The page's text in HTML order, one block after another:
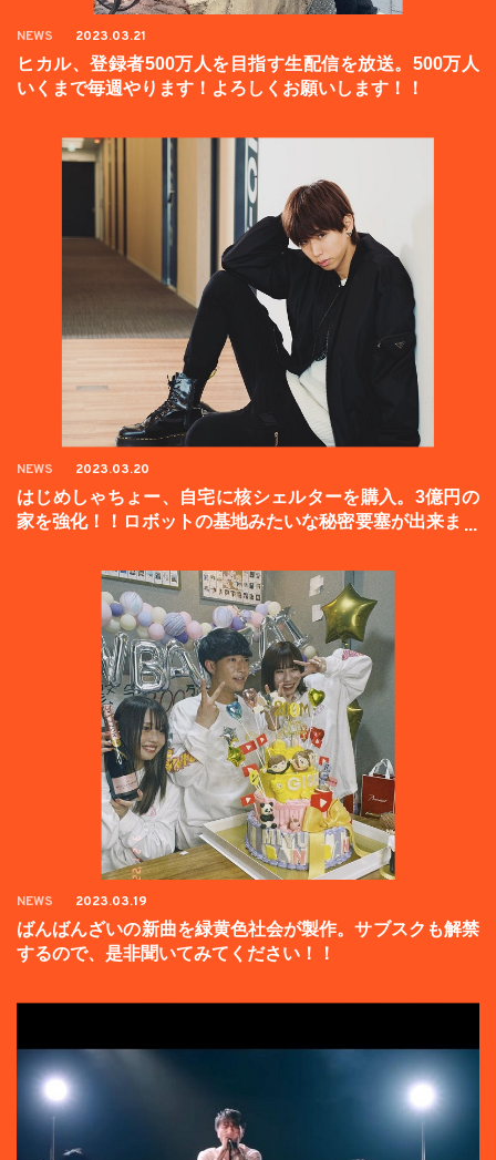
NEWS 2023.03.21
ヒカル、登録者500万人を目指す生配信を放送。500万人
いくまで毎週やります！よろしくお願いします！！
NEWS 2023.03.20
はじめしゃちょー、自宅に核シェルターを購入。3億円の
家を強化！！ロボットの基地みたいな秘密要塞が出来まし
NEWS 2023.03.19
ばんばんざいの新曲を緑黄色社会が製作。サブスクも解禁
するので、是非聞いてみてください！！